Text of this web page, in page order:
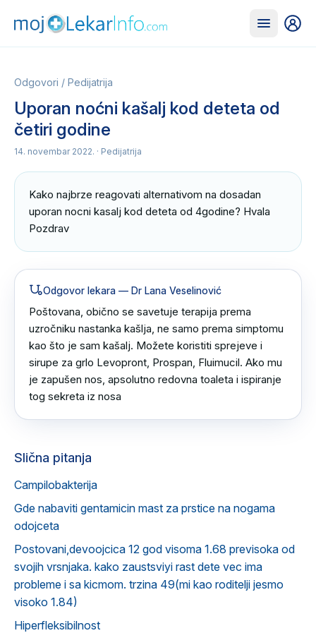
Odgovori / Pedijatrija
Uporan noćni kašalj kod deteta od
četiri godine
14. novembar 2022. · Pedijatrija
Kako najbrze reagovati alternativom na dosadan
uporan nocni kasalj kod deteta od 4godine? Hvala
Pozdrav
Odgovor lekara — Dr Lana Veselinović
Poštovana, obično se savetuje terapija prema
uzročniku nastanka kašlja, ne samo prema simptomu
kao što je sam kašalj. Možete koristiti sprejeve i
sirupe za grlo Levopront, Prospan, Fluimucil. Ako mu
je zapušen nos, apsolutno redovna toaleta i ispiranje
tog sekreta iz nosa
Slična pitanja
Campilobakterija
Gde nabaviti gentamicin mast za prstice na nogama
odojceta
Postovani,devoojcica 12 god visoma 1.68 previsoka od
svojih vrsnjaka. kako zaustsviyi rast dete vec ima
probleme i sa kicmom. trzina 49(mi kao roditelji jesmo
visoko 1.84)
Hiperfleksibilnost